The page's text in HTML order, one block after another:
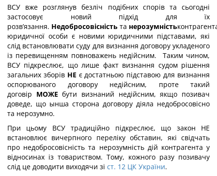
ВСУ вже розглянув безліч подібних спорів та сьогодні
застосовує новий підхід для їх
розв’язання. Недобросовісність та нерозумність
юридичної особи є новими юридичними підставами, які
слід встановлювати суду для визнання договору укладеного
із перевищенням повноважень недійсним. Таким чином,
ВСУ підкреслює, що лише факт визнання судом рішення
загальних зборів НЕ є достатньою підставою для визнання
оспорюваного договору недійсним, проте такий
договір МОЖЕ бути визнаний недійсним, якщо позивач
доведе, що ынша сторона договору діяла недобросовісно
та нерозумно.
При цьому ВСУ традиційно підкреслює, що закон НЕ
встановлює вичерпного переліку обставин, які свідчать
про недобросовісність та нерозумність дій контрагента у
відносинах із товариством. Тому, кожного разу позивачу
слід це доводити виходячи зі ст. 12 ЦК України.